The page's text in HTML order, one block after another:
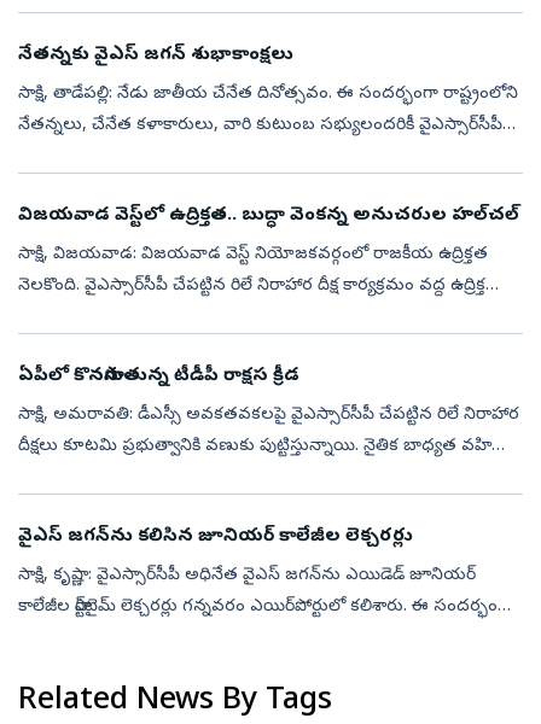
నేతన్నకు వైఎస్‌ జగన్‌ శుభాకాంక్షలు
సాక్షి, తాడేపల్లి: నేడు జాతీయ చేనేత దినోత్సవం. ఈ సందర్భంగా రాష్ట్రంలోని
నేతన్నలు, చేనేత కళాకారులు, వారి కుటుంబ స‌భ్యులంద‌రికీ వైఎస్సార్‌సీపీ
విజయవాడ వెస్ట్‌లో ఉద్రిక్తత.. బుద్ధా వెంకన్న అనుచరుల హల్‌చల్‌
సాక్షి, విజయవాడ: విజయవాడ వెస్ట్ నియోజకవర్గంలో రాజకీయ ఉద్రిక్తత
నెలకొంది. వైఎస్సార్‌సీపీ చేపట్టిన రిలే నిరాహార దీక్ష కార్యక్రమం వద్ద ఉద్రిక్త
ఏపీలో కొనసాగుతున్న టీడీపీ రాక్షస క్రీడ
సాక్షి, అమరావతి: డీఎస్సీ అవకతవకలపై వైఎస్సార్‌సీపీ చేపట్టిన రిలే నిరాహార
దీక్షలు కూటమి ప్రభుత్వానికి వణుకు పుట్టిస్తున్నాయి. నైతిక బాధ్యత వహిస్తూ
వైఎస్‌ జగన్‌ను కలిసిన జూనియర్‌ కాలేజీల లెక్చరర్లు
సాక్షి, కృష్ణా: వైఎస్సార్‌సీపీ అధినేత వైఎస్‌ జగన్‌ను ఎయిడెడ్ జూనియర్
కాలేజీల పార్ట్‌టైమ్ లెక్చరర్లు గన్నవరం ఎయిర్‌పోర్టులో కలిశారు. ఈ సందర్భంగా
Related News By Tags